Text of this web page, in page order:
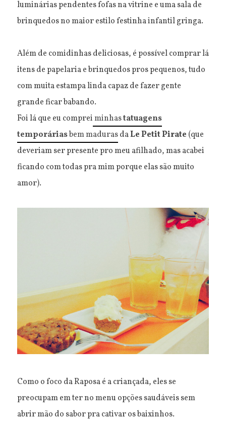
luminárias pendentes fofas na vitrine e uma sala de
brinquedos no maior estilo festinha infantil gringa.
Além de comidinhas deliciosas, é possível comprar lá
itens de papelaria e brinquedos pros pequenos, tudo
com muita estampa linda capaz de fazer gente
grande ficar babando.
Foi lá que eu compreiminhastatuagens
temporáriasbem madurasdaLe Petit Pirate (que
deveriam ser presente pro meu afilhado, mas acabei
ficando com todas pra mim porque elas são muito
amor).
Como o foco da Raposa é a criançada, eles se
preocupam em ter no menu opções saudáveis sem
abrir mão do sabor pra cativar os baixinhos.